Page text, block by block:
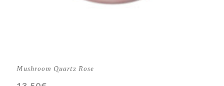
Mushroom Quartz Rose